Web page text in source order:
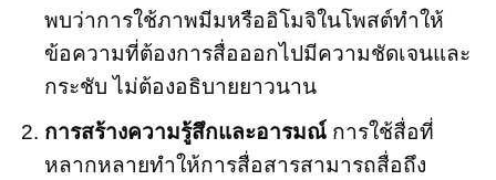
พบว่าการใช้ภาพมีมหรืออิโมจิในโพสต์ทำให้
ข้อความที่ต้องการสื่อออกไปมีความชัดเจนและ
กระชับ ไม่ต้องอธิบายยาวนาน
การสร้างความรู้สึกและอารมณ์การใช้สื่อที่
หลากหลายทำให้การสื่อสารสามารถสื่อถึง